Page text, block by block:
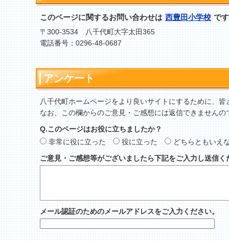
このページに関するお問い合わせは 西豊田小学校 で
〒300-3534 八千代町大字太田365
電話番号：0296-48-0687
アンケート
八千代町ホームページをより良いサイトにするために、
なお、この欄からのご意見・ご感想には返信できませんの
Q.このページはお役に立ちましたか？
非常に役に立った
役に立った
どちらともいえ
ご意見・ご感想等がございましたら下記をご入力し送信く
メール認証のためのメールアドレスをご入力ください。